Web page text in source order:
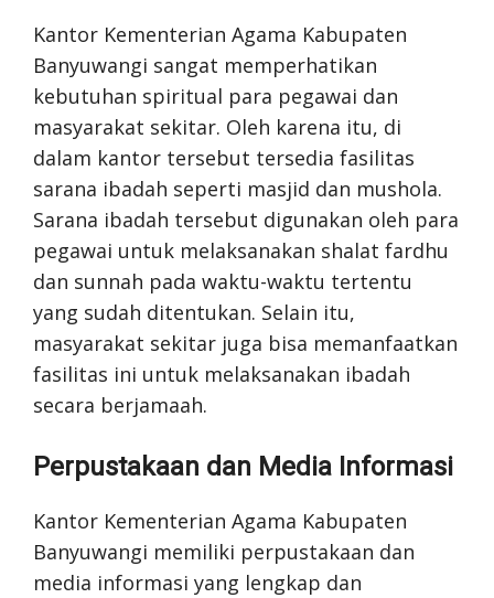
Kantor Kementerian Agama Kabupaten
Banyuwangi sangat memperhatikan
kebutuhan spiritual para pegawai dan
masyarakat sekitar. Oleh karena itu, di
dalam kantor tersebut tersedia fasilitas
sarana ibadah seperti masjid dan mushola.
Sarana ibadah tersebut digunakan oleh para
pegawai untuk melaksanakan shalat fardhu
dan sunnah pada waktu-waktu tertentu
yang sudah ditentukan. Selain itu,
masyarakat sekitar juga bisa memanfaatkan
fasilitas ini untuk melaksanakan ibadah
secara berjamaah.
Perpustakaan dan Media Informasi
Kantor Kementerian Agama Kabupaten
Banyuwangi memiliki perpustakaan dan
media informasi yang lengkap dan